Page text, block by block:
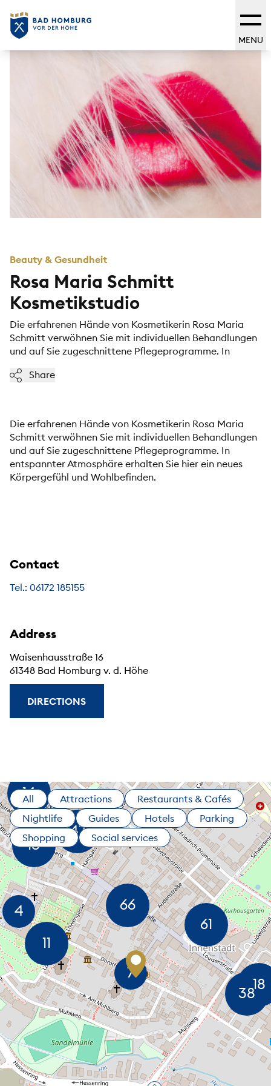
MENU
Beauty & Gesundheit
Rosa Maria Schmitt
Kosmetikstudio
Die erfahrenen Hände von Kosmetikerin Rosa Maria
Schmitt verwöhnen Sie mit individuellen Behandlungen
und auf Sie zugeschnittene Pflegeprogramme. In
Share
Die erfahrenen Hände von Kosmetikerin Rosa Maria
Schmitt verwöhnen Sie mit individuellen Behandlungen
und auf Sie zugeschnittene Pflegeprogramme. In
entspannter Atmosphäre erhalten Sie hier ein neues
Körpergefühl und Wohlbefinden.
Contact
Tel.: 06172 185155
Address
Waisenhausstraße 16
61348 Bad Homburg v. d. Höhe
DIRECTIONS
All Attractions
Restaurants & Cafés
Nightlife
Guides Hotels
Parking
Shopping
Social services